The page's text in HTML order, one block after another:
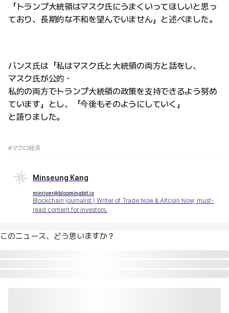
「トランプ大統領はマスク氏にうまくいってほしいと思っ
ており、長期的な不和を望んでいません」と述べました。
バンス氏は「私はマスク氏と大統領の両方と話をし、
マスク氏が公的・
私的の両方でトランプ大統領の政策を支持できるよう努め
ています」とし、「今後もそのようにしていく」
と語りました。
#マクロ経済
Minseung Kang
minriver@bloomingbit.io
Blockchain journalist | Writer of Trade Now & Altcoin Now, must-
read content for investors.
このニュース、どう思いますか？